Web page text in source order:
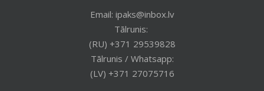
Email: ipaks@inbox.lv
Tālrunis:
(RU) +371 29539828
Tālrunis / Whatsapp:
(LV) +371 27075716